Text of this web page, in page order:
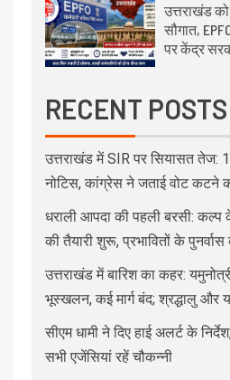
उत्तराखंड
सौगात,
पर केंद्र
RECENT POSTS
उत्तराखंड में SIR पर सियासत तेज:
नोटिस, कांग्रेस ने जताई वोट कटने
धराली आपदा की पहली बरसी: कल्प
की तैयारी शुरू, प्रभावितों के पुनर्वास
उत्तराखंड में बारिश का कहर:
भूस्खलन, कई मार्ग बंद; श्रद्धालु और
सीएम धामी ने दिए हाई अलर्ट के
सभी एजेंसियां रहें चौकन्नी